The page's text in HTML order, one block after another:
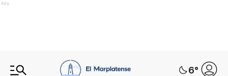
Ads
6°